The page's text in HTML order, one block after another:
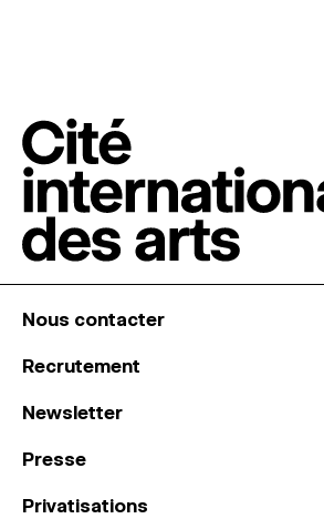
Nous contacter
Recrutement
Newsletter
Presse
Privatisations